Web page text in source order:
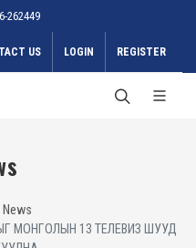
262449
US LOGIN REGISTER
News
МОНГОЛЫН 13 ТЕЛЕВИЗ ШУУД